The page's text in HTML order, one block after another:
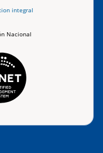
Nacional